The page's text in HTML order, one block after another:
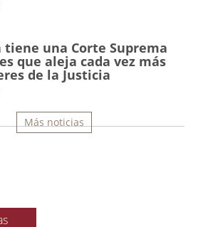
una Corte Suprema
que aleja cada vez más
de la Justicia
Más noticias